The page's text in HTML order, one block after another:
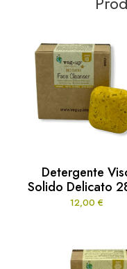
Detergente
Solido Delicato
12,00 €